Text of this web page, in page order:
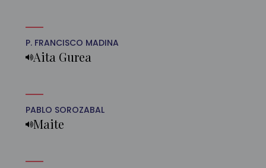
P. FRANCISCO MADINA
Aita Gurea
PABLO SOROZABAL
Maite